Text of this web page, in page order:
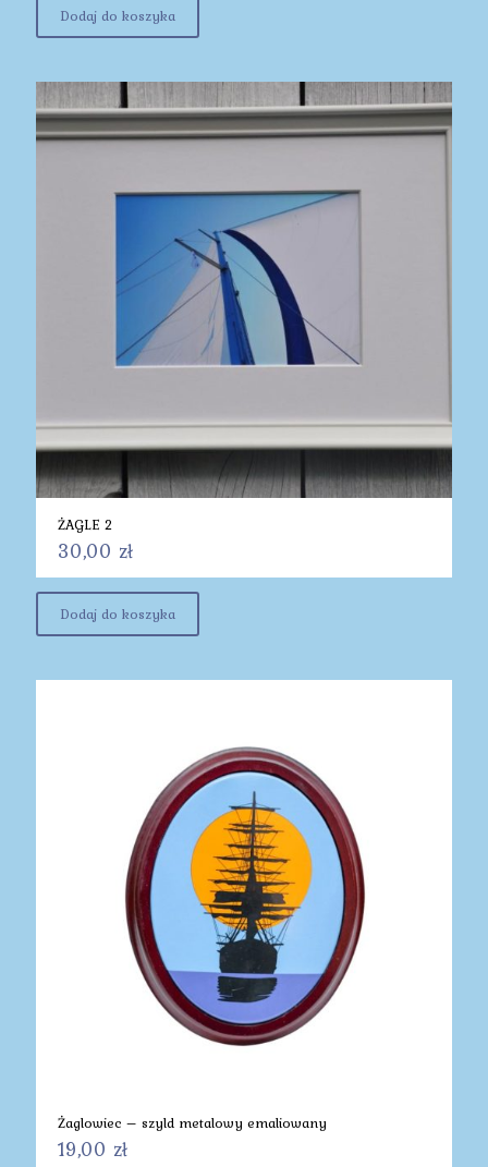
Dodaj do koszyka
ŻAGLE 2
30,00 zł
Dodaj do koszyka
Żaglowiec – szyld metalowy emaliowany
19,00 zł